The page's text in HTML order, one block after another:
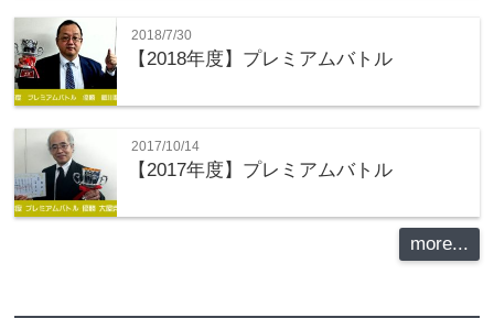
2018/7/30
【2018年度】プレミアムバトル
2017/10/14
【2017年度】プレミアムバトル
more...